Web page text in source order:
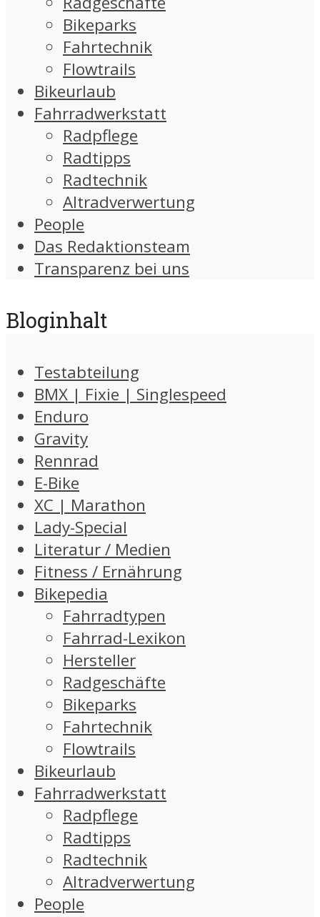
Bikeparks
Fahrtechnik
Flowtrails
Bikeurlaub
Fahrradwerkstatt
Radpflege
Radtipps
Radtechnik
Altradverwertung
People
Das Redaktionsteam
Transparenz bei uns
Bloginhalt
Testabteilung
BMX | Fixie | Singlespeed
Enduro
Gravity
Rennrad
E-Bike
XC | Marathon
Lady-Special
Literatur / Medien
Fitness / Ernährung
Bikepedia
Fahrradtypen
Fahrrad-Lexikon
Hersteller
Radgeschäfte
Bikeparks
Fahrtechnik
Flowtrails
Bikeurlaub
Fahrradwerkstatt
Radpflege
Radtipps
Radtechnik
Altradverwertung
People